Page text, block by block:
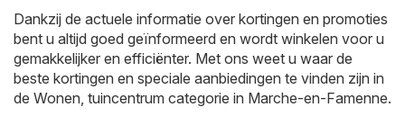
Dankzij de actuele informatie over kortingen en promoties
bent u altijd goed geïnformeerd en wordt winkelen voor u
gemakkelijker en efficiënter. Met ons weet u waar de
beste kortingen en speciale aanbiedingen te vinden zijn in
de Wonen, tuincentrum categorie in Marche-en-Famenne.